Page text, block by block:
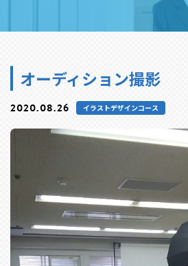
オーディション撮影
2020.08.26 イラストデザインコース